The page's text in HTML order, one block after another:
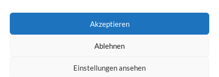
Akzeptieren
Ablehnen
Einstellungen ansehen
Was bedeutet abonnieren?
Kontakt Datenschutzerklärung